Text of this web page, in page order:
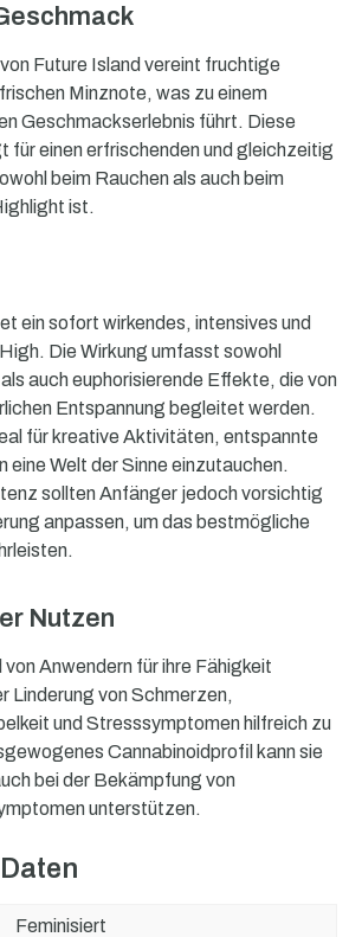
Future Island vereint fruchtige
Minznote, was zu einem
Geschmackserlebnis führt. Diese
für einen erfrischenden und gleichzeitig
beim Rauchen als auch beim
ist.
ein sofort wirkendes, intensives und
Die Wirkung umfasst sowohl
auch euphorisierende Effekte, die von
Entspannung begleitet werden.
für kreative Aktivitäten, entspannte
eine Welt der Sinne einzutauchen.
sollten Anfänger jedoch vorsichtig
anpassen, um das bestmögliche
Nutzen
Anwendern für ihre Fähigkeit
Linderung von Schmerzen,
und Stresssymptomen hilfreich zu
Cannabinoidprofil kann sie
bei der Bekämpfung von
unterstützen.
Feminisiert